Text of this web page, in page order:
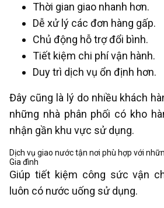
Thời gian giao nhanh hơn.
Dễ xử lý các đơn hàng gấp.
Chủ động hỗ trợ đổi bình.
Tiết kiệm chi phí vận hành.
Duy trì dịch vụ ổn định hơn.
Đây cũng là lý do nhiều khách
những nhà phân phối có kho
nhận gần khu vực sử dụng.
Dịch vụ giao nước tận nơi phù hợp với
Gia đình
Giúp tiết kiệm công sức vận
luôn có nước uống sử dụng.